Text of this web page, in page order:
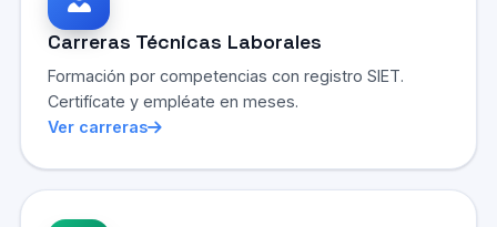
Carreras Técnicas Laborales
Formación por competencias con registro SIET.
Certifícate y empléate en meses.
Ver carreras